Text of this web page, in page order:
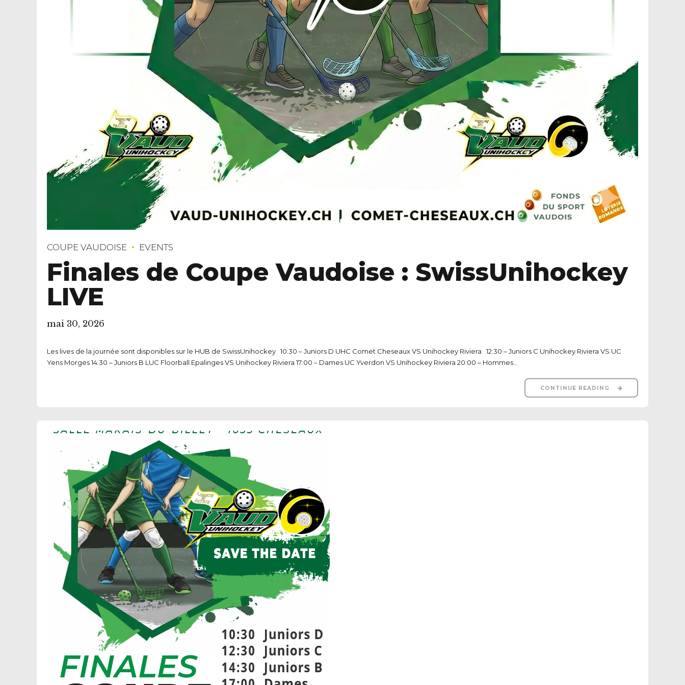
COUPE VAUDOISE EVENTS
Finales de Coupe Vaudoise : SwissUnihockey
LIVE
mai 30, 2026
Les lives de la journée sont disponibles sur le HUB de SwissUnihockey 10:30 – Juniors D UHC Comet Cheseaux VS Unihockey Riviera 12:30 – Juniors C Unihockey Riviera VS UC
Yens Morges 14:30 – Juniors B LUC Floorball Epalinges VS Unihockey Riviera 17:00 – Dames UC Yverdon VS Unihockey Riviera 20:00 – Hommes...
CONTINUE READING